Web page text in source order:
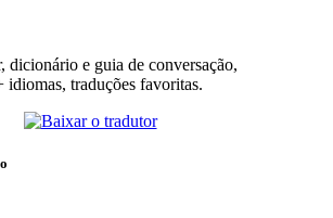
dicionário e guia de conversação,
idiomas, traduções favoritas.